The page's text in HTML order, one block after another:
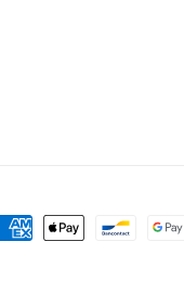
Betaalmethoden